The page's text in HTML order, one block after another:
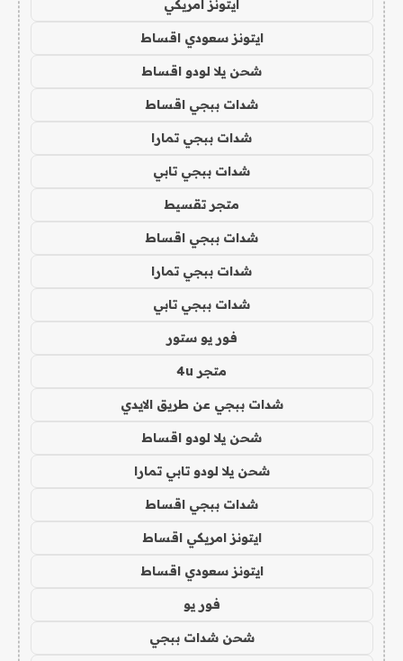
ايتونز امريكي
ايتونز سعودي اقساط
شحن يلا لودو اقساط
شدات ببجي اقساط
شدات ببجي تمارا
شدات ببجي تابي
متجر تقسيط
شدات ببجي اقساط
شدات ببجي تمارا
شدات ببجي تابي
فور يو ستور
متجر 4u
شدات ببجي عن طريق الايدي
شحن يلا لودو اقساط
شحن يلا لودو تابي تمارا
شدات ببجي اقساط
ايتونز امريكي اقساط
ايتونز سعودي اقساط
فور يو
شحن شدات ببجي